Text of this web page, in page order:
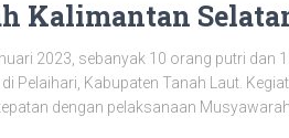
Kalimantan
2023, sebanyak 10 orang putri dan
Pelaihari, Kabupaten Tanah Laut.
dengan pelaksanaan